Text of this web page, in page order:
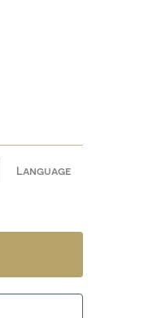
Language